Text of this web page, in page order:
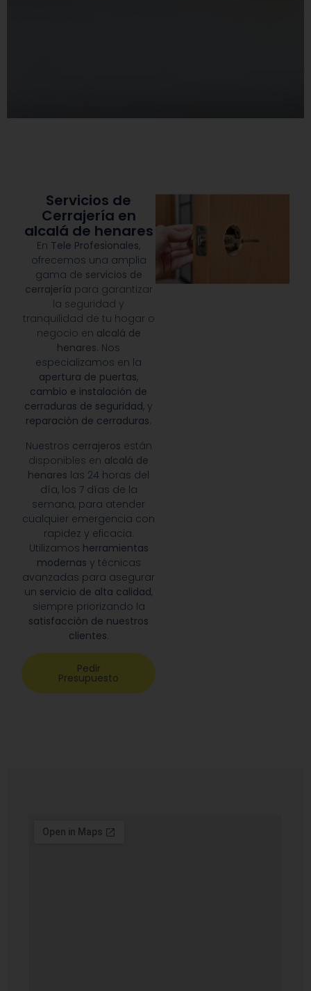
Servicios de
Cerrajería en
alcalá de henares
En Tele Profesionales,
ofrecemos una amplia
gama de servicios de
cerrajería para garantizar
la seguridad y
tranquilidad de tu hogar o
negocio en alcalá de
henares. Nos
especializamos en la
apertura de puertas,
cambio e instalación de
cerraduras de seguridad, y
reparación de cerraduras.
Nuestros cerrajeros están
disponibles en alcalá de
henares las 24 horas del
día, los 7 días de la
semana, para atender
cualquier emergencia con
rapidez y eficacia.
Utilizamos herramientas
modernas y técnicas
avanzadas para asegurar
un servicio de alta calidad,
siempre priorizando la
satisfacción de nuestros
clientes.
Pedir
Presupuesto